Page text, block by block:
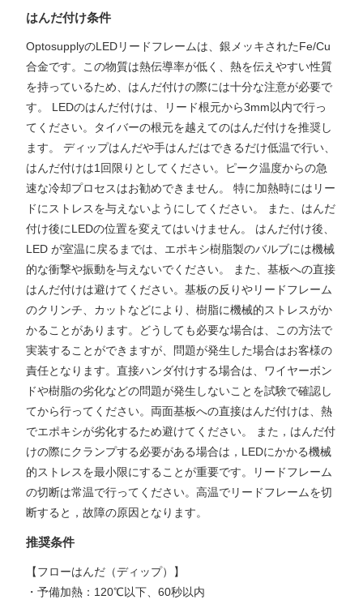
はんだ付け条件
OptosupplyのLEDリードフレームは、銀メッキされたFe/Cu
合金です。この物質は熱伝導率が低く、熱を伝えやすい性質
を持っているため、はんだ付けの際には十分な注意が必要で
す。 LEDのはんだ付けは、リード根元から3mm以内で行っ
てください。タイバーの根元を越えてのはんだ付けを推奨し
ます。 ディップはんだや手はんだはできるだけ低温で行い、
はんだ付けは1回限りとしてください。ピーク温度からの急
速な冷却プロセスはお勧めできません。 特に加熱時にはリー
ドにストレスを与えないようにしてください。 また、はんだ
付け後にLEDの位置を変えてはいけません。 はんだ付け後、
LED が室温に戻るまでは、エポキシ樹脂製のバルブには機械
的な衝撃や振動を与えないでください。 また、基板への直接
はんだ付けは避けてください。基板の反りやリードフレーム
のクリンチ、カットなどにより、樹脂に機械的ストレスがか
かることがあります。どうしても必要な場合は、この方法で
実装することができますが、問題が発生した場合はお客様の
責任となります。直接ハンダ付けする場合は、ワイヤーボン
ドや樹脂の劣化などの問題が発生しないことを試験で確認し
てから行ってください。両面基板への直接はんだ付けは、熱
でエポキシが劣化するため避けてください。 また，はんだ付
けの際にクランプする必要がある場合は，LEDにかかる機械
的ストレスを最小限にすることが重要です。リードフレーム
の切断は常温で行ってください。高温でリードフレームを切
断すると，故障の原因となります。
推奨条件
【フローはんだ（ディップ）】
・予備加熱：120℃以下、60秒以内